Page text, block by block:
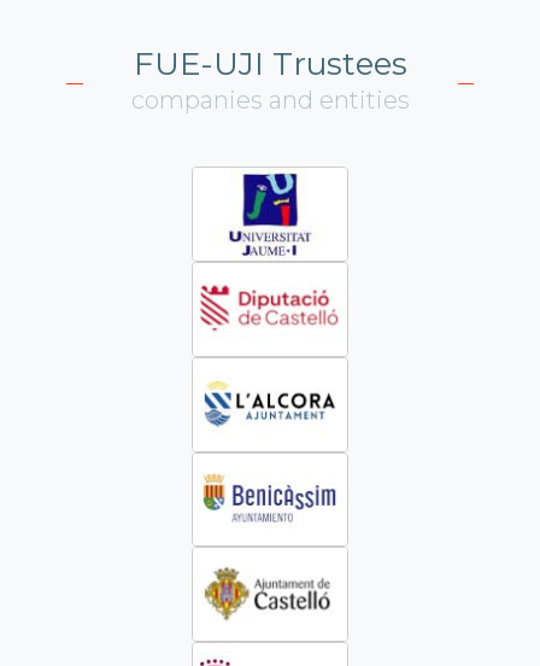
FUE-UJI Trustees
companies and entities